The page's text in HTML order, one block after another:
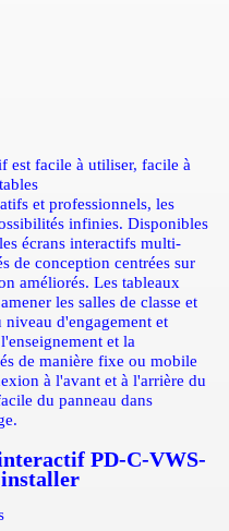
est facile à utiliser, facile à
et professionnels, les
infinies. Disponibles
écrans interactifs multi-
de conception centrées sur
améliorés. Les tableaux
les salles de classe et
d'engagement et
et la
de manière fixe ou mobile
à l'avant et à l'arrière du
du panneau dans
PD-C-VWS-
installer